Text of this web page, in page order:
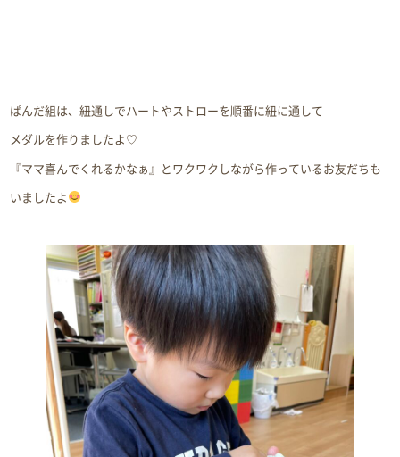
ぱんだ組は、紐通しでハートやストローを順番に紐に通して
メダルを作りましたよ♡
『ママ喜んでくれるかなぁ』とワクワクしながら作っているお友だちも
いましたよ